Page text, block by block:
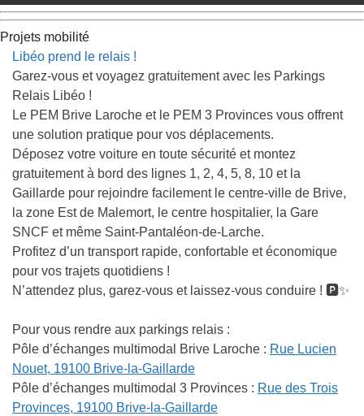
Projets mobilité
Libéo prend le relais !
Garez-vous et voyagez gratuitement avec les Parkings
Relais Libéo !
Le PEM Brive Laroche et le PEM 3 Provinces vous offrent
une solution pratique pour vos déplacements.
Déposez votre voiture en toute sécurité et montez
gratuitement à bord des lignes 1, 2, 4, 5, 8, 10 et la
Gaillarde pour rejoindre facilement le centre-ville de Brive,
la zone Est de Malemort, le centre hospitalier, la Gare
SNCF et même Saint-Pantaléon-de-Larche.
Profitez d’un transport rapide, confortable et économique
pour vos trajets quotidiens !
N’attendez plus, garez-vous et laissez-vous conduire ! 🅿️✨
Pour vous rendre aux parkings relais :
Pôle d’échanges multimodal Brive Laroche : Rue Lucien
Nouet, 19100 Brive-la-Gaillarde
Pôle d’échanges multimodal 3 Provinces : Rue des Trois
Provinces, 19100 Brive-la-Gaillarde